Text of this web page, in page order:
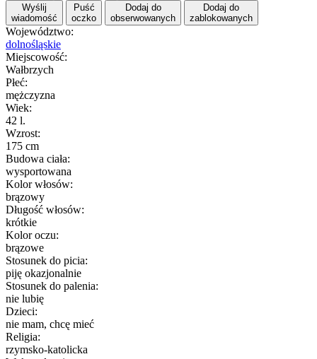
Wyślij
wiadomość
Puść
oczko
Dodaj do
obserwowanych
Dodaj do
zablokowanych
Województwo:
dolnośląskie
Miejscowość:
Wałbrzych
Płeć:
mężczyzna
Wiek:
42 l.
Wzrost:
175 cm
Budowa ciała:
wysportowana
Kolor włosów:
brązowy
Długość włosów:
krótkie
Kolor oczu:
brązowe
Stosunek do picia:
piję okazjonalnie
Stosunek do palenia:
nie lubię
Dzieci:
nie mam, chcę mieć
Religia:
rzymsko-katolicka